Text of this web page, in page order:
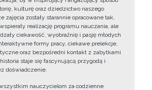
kulturę oraz dziedzictwo naszego
zajęcia zostały starannie opracowane tak,
realizację programu nauczania, ale
ciekawość, wyobraźnię i pasję młodych
formy pracy, ciekawe prelekcje,
oraz bezpośredni kontakt z zabytkami
staje się fascynującą przygodą i
doświadczenie.
nauczycielom za codzienne